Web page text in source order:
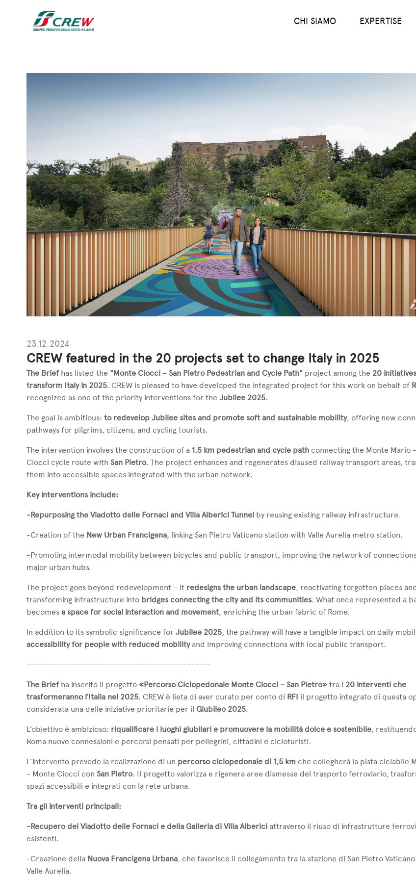
Main menu (IT)
CHI SIAMO EXPERTISE
23.12.2024
CREW featured in the 20 projects set to change Italy in 2025
The Briefhas listed the "Monte Ciocci – San Pietro Pedestrian and Cycle Path"project among the 20
transform Italy in 2025. CREW is pleased to have developed the integrated project for this work on behalf of
recognized as one of the priority interventions for the Jubilee 2025.
The goal is ambitious: to redevelop Jubilee sites and promote soft and sustainable mobility, offering new
pathways for pilgrims, citizens, and cycling tourists.
The intervention involves the construction of a 1.5 km pedestrian and cycle pathconnecting the Monte Mario
Ciocci cycle route with San Pietro. The project enhances and regenerates disused railway transport areas,
them into accessible spaces integrated with the urban network.
Key interventions include:
-Repurposing the Viadotto delle Fornaci and Villa Alberici Tunnelby reusing existing railway infrastructure.
-Creation of the New Urban Francigena, linking San Pietro Vaticano station with Valle Aurelia metro station.
-Promoting intermodal mobility between bicycles and public transport, improving the network of
major urban hubs.
The project goes beyond redevelopment – it redesigns the urban landscape, reactivating forgotten places and
transforming infrastructure into bridges connecting the city and its communities. What once represented a
becomes a space for social interaction and movement, enriching the urban fabric of Rome.
In addition to its symbolic significance for Jubilee 2025, the pathway will have a tangible impact on daily
accessibility for people with reduced mobilityand improving connections with local public transport.
-----------------------------------------------
The Briefha inserito il progetto «Percorso Ciclopedonale Monte Ciocci – San Pietro»tra i 20 interventi che
trasformeranno l’Italia nel 2025. CREW è lieta di aver curato per conto di RFI il progetto integrato di questa
considerata una delle iniziative prioritarie per il Giubileo 2025.
L’obiettivo è ambizioso: riqualificare i luoghi giubilari e promuovere la mobilità dolce e sostenibile,
Roma nuove connessioni e percorsi pensati per pellegrini, cittadini e cicloturisti.
L’intervento prevede la realizzazione di un percorso ciclopedonale di 1,5 km che collegherà la pista ciclabile
- Monte Ciocci con San Pietro. Il progetto valorizza e rigenera aree dismesse del trasporto ferroviario,
spazi accessibili e integrati con la rete urbana.
Tra gli interventi principali:
-Recupero del Viadotto delle Fornaci e della Galleria di Villa Albericiattraverso il riuso di infrastrutture
esistenti.
-Creazione della Nuova Francigena Urbana, che favorisce il collegamento tra la stazione di San Pietro
Valle Aurelia.